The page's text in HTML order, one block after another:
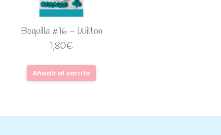
Boquilla #16 – Wilton
1,80€
Añadir al carrito